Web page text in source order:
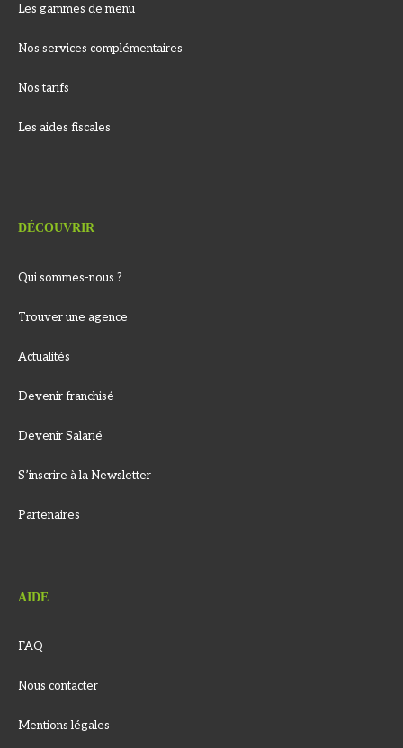
Les gammes de menu
Nos services complémentaires
Nos tarifs
Les aides fiscales
DÉCOUVRIR
Qui sommes-nous ?
Trouver une agence
Actualités
Devenir franchisé
Devenir Salarié
S’inscrire à la Newsletter
Partenaires
AIDE
FAQ
Nous contacter
Mentions légales